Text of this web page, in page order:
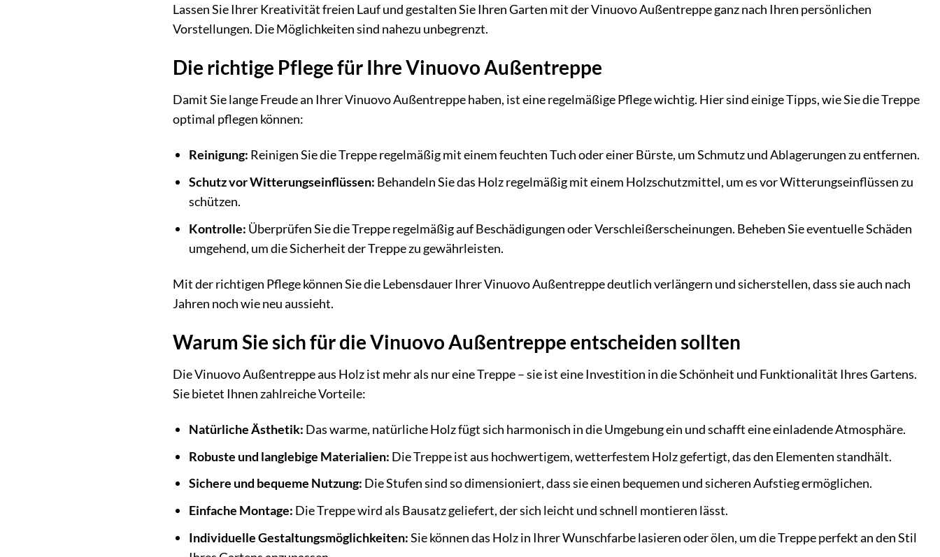
Lassen Sie Ihrer Kreativität freien Lauf und gestalten Sie Ihren Garten mit der Vinuovo Außentreppe ganz nach Ihren persönlichen
Vorstellungen. Die Möglichkeiten sind nahezu unbegrenzt.
Die richtige Pflege für Ihre Vinuovo Außentreppe
Damit Sie lange Freude an Ihrer Vinuovo Außentreppe haben, ist eine regelmäßige Pflege wichtig. Hier sind einige Tipps, wie Sie die Treppe
optimal pflegen können:
Reinigung: Reinigen Sie die Treppe regelmäßig mit einem feuchten Tuch oder einer Bürste, um Schmutz und Ablagerungen zu entfernen.
Schutz vor Witterungseinflüssen: Behandeln Sie das Holz regelmäßig mit einem Holzschutzmittel, um es vor Witterungseinflüssen zu
schützen.
Kontrolle: Überprüfen Sie die Treppe regelmäßig auf Beschädigungen oder Verschleißerscheinungen. Beheben Sie eventuelle Schäden
umgehend, um die Sicherheit der Treppe zu gewährleisten.
Mit der richtigen Pflege können Sie die Lebensdauer Ihrer Vinuovo Außentreppe deutlich verlängern und sicherstellen, dass sie auch nach
Jahren noch wie neu aussieht.
Warum Sie sich für die Vinuovo Außentreppe entscheiden sollten
Die Vinuovo Außentreppe aus Holz ist mehr als nur eine Treppe – sie ist eine Investition in die Schönheit und Funktionalität Ihres Gartens.
Sie bietet Ihnen zahlreiche Vorteile:
Natürliche Ästhetik: Das warme, natürliche Holz fügt sich harmonisch in die Umgebung ein und schafft eine einladende Atmosphäre.
Robuste und langlebige Materialien: Die Treppe ist aus hochwertigem, wetterfestem Holz gefertigt, das den Elementen standhält.
Sichere und bequeme Nutzung: Die Stufen sind so dimensioniert, dass sie einen bequemen und sicheren Aufstieg ermöglichen.
Einfache Montage: Die Treppe wird als Bausatz geliefert, der sich leicht und schnell montieren lässt.
Individuelle Gestaltungsmöglichkeiten:Sie können das Holz in Ihrer Wunschfarbe lasieren oder ölen, um die Treppe perfekt an den Stil